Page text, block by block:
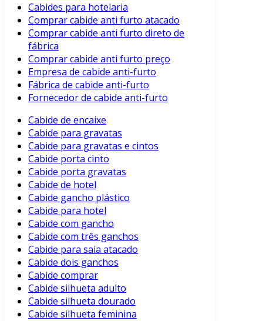
Cabides para hotelaria
Comprar cabide anti furto atacado
Comprar cabide anti furto direto de
fábrica
Comprar cabide anti furto preço
Empresa de cabide anti-furto
Fábrica de cabide anti-furto
Fornecedor de cabide anti-furto
Cabide de encaixe
Cabide para gravatas
Cabide para gravatas e cintos
Cabide porta cinto
Cabide porta gravatas
Cabide de hotel
Cabide gancho plástico
Cabide para hotel
Cabide com gancho
Cabide com três ganchos
Cabide para saia atacado
Cabide dois ganchos
Cabide comprar
Cabide silhueta adulto
Cabide silhueta dourado
Cabide silhueta feminina